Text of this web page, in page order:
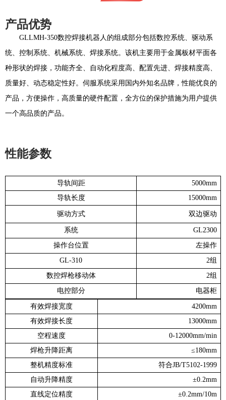
产品优势
GLLMH-350数控焊接机器人的组成部分包括数控系统、驱动系
统、控制系统、机械系统、焊接系统。该机主要用于金属板材平面各
种形状的焊接，功能齐全、自动化程度高、配置先进、焊接精度高、
质量好、动态稳定性好。伺服系统采用国内外知名品牌，性能优良的
产品，方便操作，高质量的硬件配置，全方位的保护措施为用户提供
一个高品质的产品。
性能参数
导轨间距
5000mm
导轨长度
15000mm
驱动方式 双边驱动
系统
GL2300
操作台位置
左操作
GL-310
2组
数控焊枪移动体
2组
电控部分
电器柜
有效焊接宽度
4200mm
有效焊接长度
13000mm
空程速度
0-12000mm/min
焊枪升降距离
≤180mm
整机精度标准
符合JB/T5102-1999
自动升降精度
±0.2mm
直线定位精度
±0.2mm/10m